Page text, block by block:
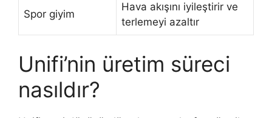
Spor giyim
Hava akışını iyileştirir ve
terlemeyi azaltır
Unifi’nin üretim süreci
nasıldır?